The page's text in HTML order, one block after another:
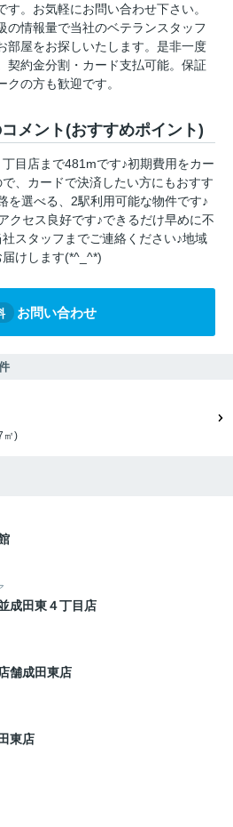
す。お気軽にお問い合わせ下さい。
の情報量で当社のベテランスタッフ
部屋をお探しいたします。是非一度
契約金分割・カード支払可能。保証
クの方も歓迎です。
メント(おすすめポイント)
目店まで481mです♪初期費用をカー
、カードで決済したい方にもおすす
を選べる、2駅利用可能な物件です♪
クセス良好です♪できるだけ早めに不
スタッフまでご連絡ください♪地域
けします(*^_^*)
お問い合わせ
㎡)
成田東４丁目店
舗成田東店
東店